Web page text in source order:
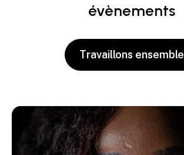
évènements
Travaillons ensemble